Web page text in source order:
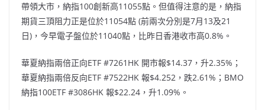
帶領大市，納指100創新高11055點。但值得注意的是，納指
期貨三頂阻力正是位於11054點 (前兩次分別是7月13及21
日)，今早電子盤位於11040點，比昨日香港收市高0.8%。
華夏納指兩倍正向ETF #7261HK 開市報$14.37，升2.35%；
華夏納指兩倍反向ETF #7522HK 報$4.252，跌2.61%；BMO
納指100ETF #3086HK 報$22.24，升1.09%。